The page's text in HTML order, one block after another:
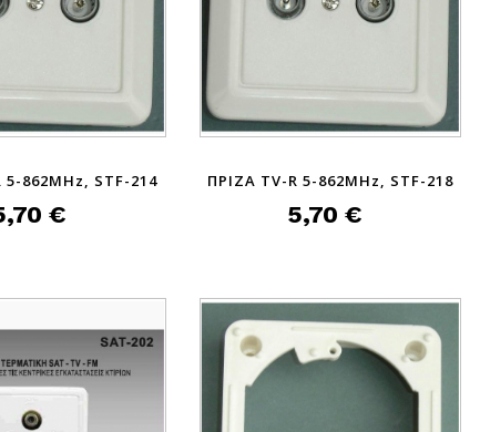
5-862MHz, STF-214
€
ΠΡΙΖΑ TV-R 5-862MHz, STF-218
5,70 €